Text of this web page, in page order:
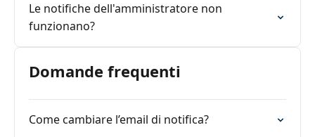
Le notifiche dell'amministratore non
funzionano?
Domande frequenti
Come cambiare l’email di notifica?